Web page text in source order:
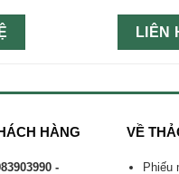
LIÊN
HÀNG
-
VỀ
Phiếu